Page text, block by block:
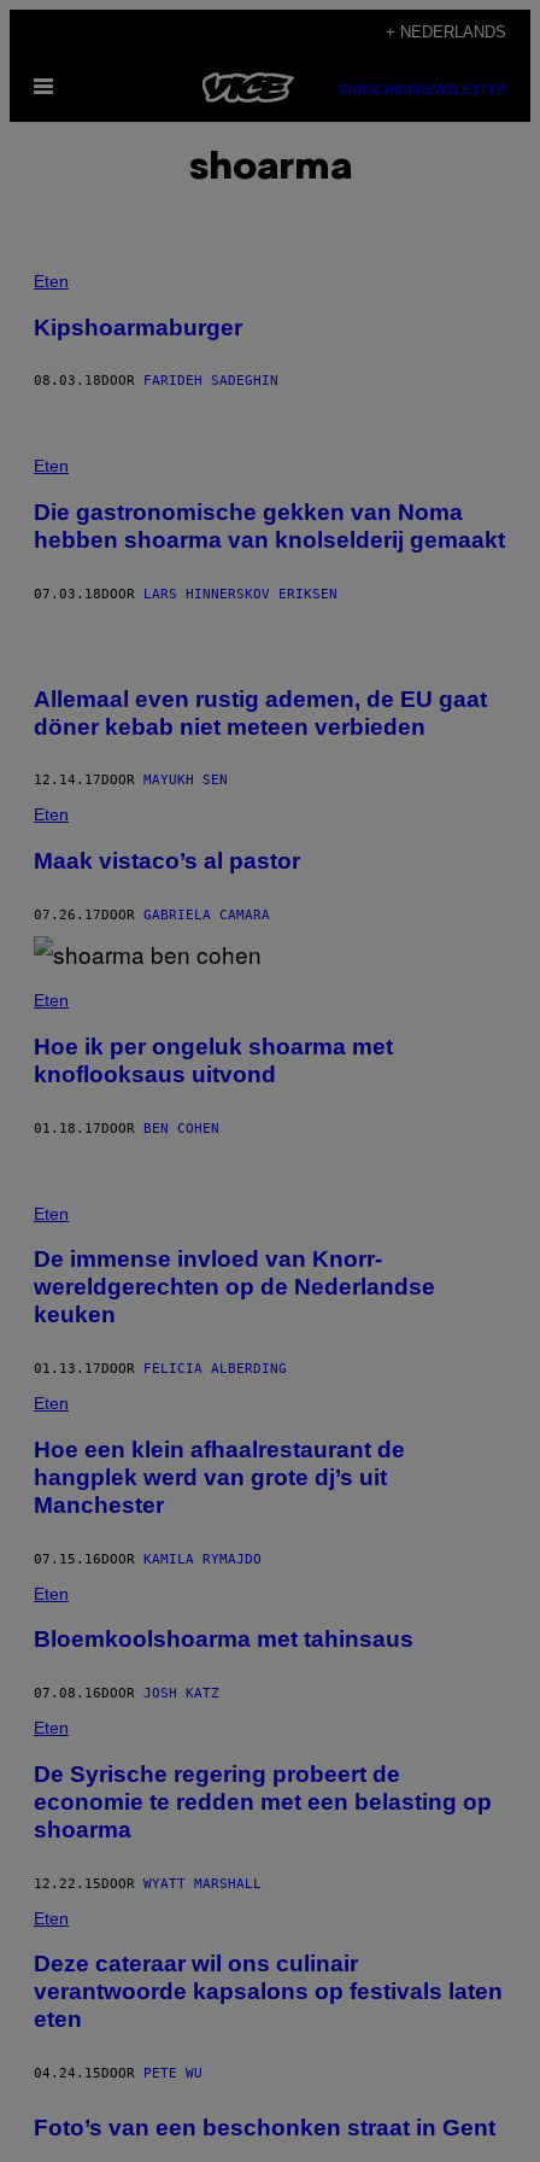
de
+ NEDERLANDS
Open
SUBSCRIBENEWSLETTER
shoarma
Eten
Kipshoarmaburger
08.03.18 DOOR FARIDEH SADEGHIN
Eten
Die gastronomische gekken van Noma
hebben shoarma van knolselderij gemaakt
07.03.18DOOR LARS HINNERSKOV ERIKSEN
Allemaal even rustig ademen, de EU gaat
döner kebab niet meteen verbieden
12.14.17 DOOR MAYUKH SEN
Eten
Maak vistaco’s al pastor
07.26.17DOOR GABRIELA CAMARA
Eten
Hoe ik per ongeluk shoarma met
knoflooksaus uitvond
01.18.17DOOR BEN COHEN
Eten
De immense invloed van Knorr-
wereldgerechten op de Nederlandse
keuken
01.13.17 DOOR FELICIA ALBERDING
Eten
Hoe een klein afhaalrestaurant de
hangplek werd van grote dj’s uit
Manchester
07.15.16DOOR KAMILA RYMAJDO
Eten
Bloemkoolshoarma met tahinsaus
07.08.16 DOOR JOSH KATZ
Eten
De Syrische regering probeert de
economie te redden met een belasting op
shoarma
12.22.15DOOR WYATT MARSHALL
Eten
Deze cateraar wil ons culinair
verantwoorde kapsalons op festivals laten
eten
04.24.15 DOOR PETE WU
Foto’s van een beschonken straat in Gent